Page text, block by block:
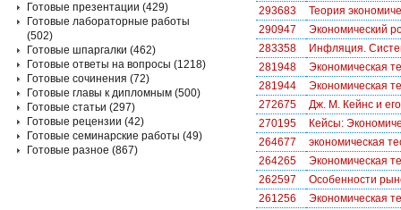
293683
Теория
290947
Экономический
283358
Инфляция.
281948
Экономическая
281944
Экономическая
272675
Дж. М. Кейнс и
270195
Кейсы:
264677
экономическая
264265
Экономическая
262597
Особенности
261256
Экономическая
Готовые презентации (429)
Готовые лабораторные работы
(502)
Готовые шпаргалки (462)
Готовые ответы на вопросы (1218)
Готовые сочинения (72)
Готовые главы к дипломным (500)
Готовые статьи (297)
Готовые рецензии (42)
Готовые семинарские работы (49)
Готовые разное (867)